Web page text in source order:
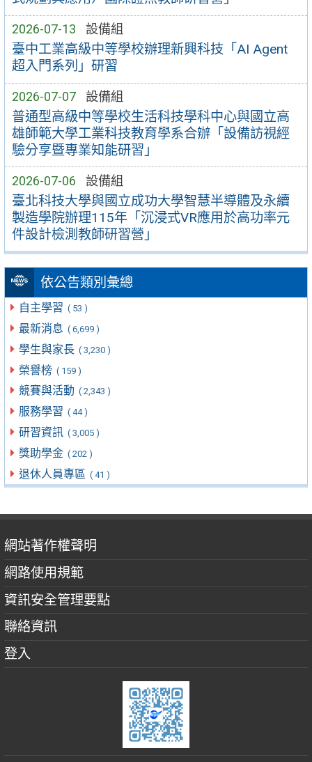
2026-07-13 設備組
臺中工業高級中等學校辦理新興科技「AI Agent
超入門系列」研習
2026-07-07 設備組
普通型高級中等學校生活科技學科中心與國立高
雄師範大學工業科技教育學系合辦「設備訪視經
驗分享暨專業知能研習」
2026-07-06 設備組
臺北科技大學與國立成功大學智慧半導體及永續
製造學院辦理115年「沉浸式VR應用於高功率元
件設計檢測教師研習營」
依公告類別彙總
自主學習 ( 53 )
最新消息 ( 6,699 )
學生與家長 ( 3,230 )
榮譽榜 ( 159 )
競賽與活動 ( 2,343 )
服務學習 ( 44 )
研習資訊 ( 3,005 )
獎助學金 ( 202 )
退休人員專區 ( 41 )
網站著作權聲明
網路使用規範
資訊安全管理要點
聯絡資訊
登入